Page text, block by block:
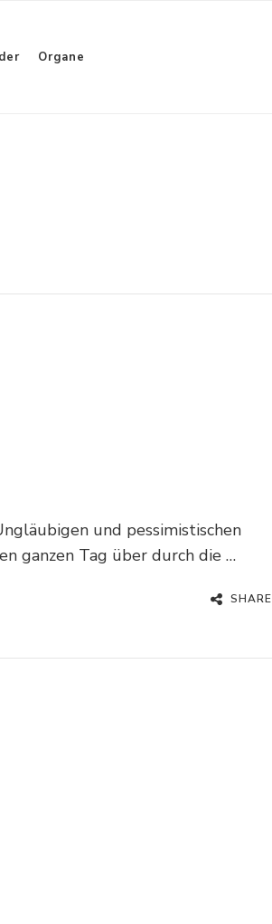
Organe
und pessimistischen
ganzen Tag über durch die …
SHARE